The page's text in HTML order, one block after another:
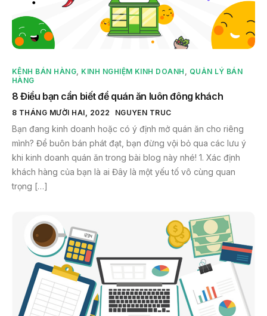
KÊNH BÁN HÀNG KINH NGHIỆM KINH DOANH
QUẢN LÝ BÁN
HÀNG
8 Điều bạn cần biết để quán ăn luôn đông khách
8 THÁNG MƯỜI HAI, 2022 NGUYEN TRUC
Bạn đang kinh doanh hoặc có ý định mở quán ăn cho riêng
mình? Để buôn bán phát đạt, bạn đừng vội bỏ qua các lưu ý
khi kinh doanh quán ăn trong bài blog này nhé! 1. Xác định
khách hàng của bạn là ai Đây là một yếu tố vô cùng quan
trọng […]